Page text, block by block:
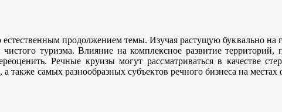
продолжением темы. Изучая растущую буквально на
туризма. Влияние на комплексное развитие территорий,
Речные круизы могут рассматриваться в качестве
самых разнообразных субъектов речного бизнеса на местах